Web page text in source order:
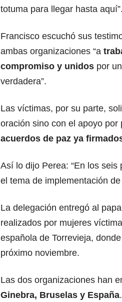
totuma para llegar hasta aquí”.
Francisco escuchó sus
ambas organizaciones “a
compromiso y unidos por
verdadera”.
Las víctimas, por su parte,
oración sino con el apoyo por
acuerdos de paz ya
Así lo dijo Perea: “En los
el tema de implementación
La delegación entregó al papa
realizados por mujeres
española de Torrevieja,
próximo noviembre.
Las dos organizaciones han
Ginebra, Bruselas y España.